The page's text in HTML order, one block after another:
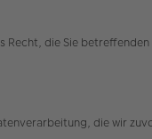
Recht, die Sie
die wir